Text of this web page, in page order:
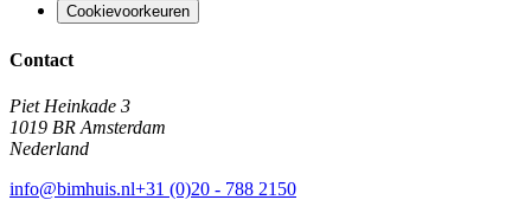
Cookievoorkeuren
Contact
Piet Heinkade 3
1019 BR Amsterdam
Nederland
info@bimhuis.nl+31 (0)20 - 788 2150